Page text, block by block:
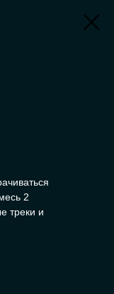
2
треки и